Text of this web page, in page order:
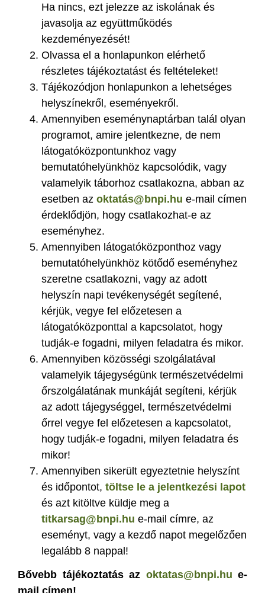
Ha nincs, ezt jelezze az iskolának és
javasolja az együttműködés
kezdeményezését!
Olvassa el a honlapunkon elérhető
részletes tájékoztatást és feltételeket!
Tájékozódjon honlapunkon a lehetséges
helyszínekről, eseményekről.
Amennyiben eseménynaptárban talál olyan
programot, amire jelentkezne, de nem
látogatóközpontunkhoz vagy
bemutatóhelyünkhöz kapcsolódik, vagy
valamelyik táborhoz csatlakozna, abban az
esetben az oktatás@bnpi.hu e-mail címen
érdeklődjön, hogy csatlakozhat-e az
eseményhez.
Amennyiben látogatóközponthoz vagy
bemutatóhelyünkhöz kötődő eseményhez
szeretne csatlakozni, vagy az adott
helyszín napi tevékenységét segítené,
kérjük, vegye fel előzetesen a
látogatóközponttal a kapcsolatot, hogy
tudják-e fogadni, milyen feladatra és mikor.
Amennyiben közösségi szolgálatával
valamelyik tájegységünk természetvédelmi
őrszolgálatának munkáját segíteni, kérjük
az adott tájegységgel, természetvédelmi
őrrel vegye fel előzetesen a kapcsolatot,
hogy tudják-e fogadni, milyen feladatra és
mikor!
Amennyiben sikerült egyeztetnie helyszínt
és időpontot, töltse le a jelentkezési lapot
és azt kitöltve küldje meg a
titkarsag@bnpi.hu e-mail címre, az
eseményt, vagy a kezdő napot megelőzően
legalább 8 nappal!
Bővebb tájékoztatás az oktatas@bnpi.hu e-